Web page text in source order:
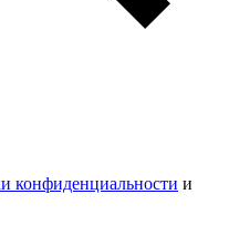
конфиденциальности и